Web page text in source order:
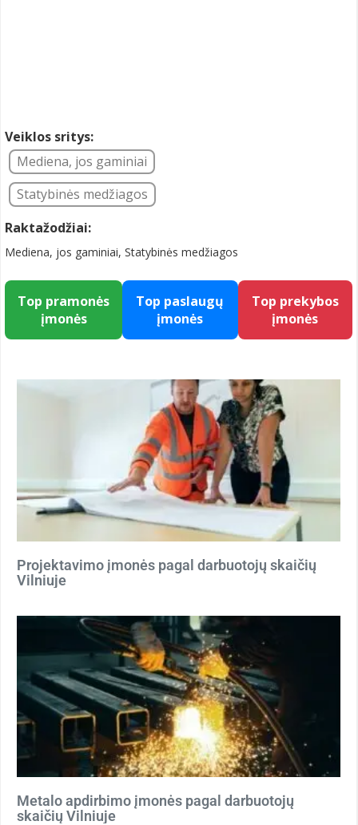
Veiklos sritys:
Mediena, jos gaminiai
Statybinės medžiagos
Raktažodžiai:
Mediena, jos gaminiai, Statybinės medžiagos
Top pramonės
įmonės
Top paslaugų
įmonės
Top prekybos
įmonės
Projektavimo įmonės pagal darbuotojų skaičių
Vilniuje
Metalo apdirbimo įmonės pagal darbuotojų
skaičių Vilniuje